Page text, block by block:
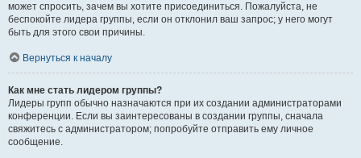
может спросить, зачем вы хотите присоединиться. Пожалуйста, не
беспокойте лидера группы, если он отклонил ваш запрос; у него могут
быть для этого свои причины.
Вернуться к началу
Как мне стать лидером группы?
Лидеры групп обычно назначаются при их создании администраторами
конференции. Если вы заинтересованы в создании группы, сначала
свяжитесь с администратором; попробуйте отправить ему личное
сообщение.